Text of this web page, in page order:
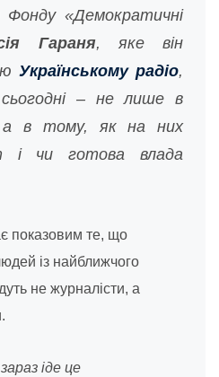
Фонду «Демократичні
Гараня, якe він
Українському радіо,
– не лише в
а в тому, як на них
і чи готова влада
показовим те, що
із найближчого
не журналісти, а
іде це